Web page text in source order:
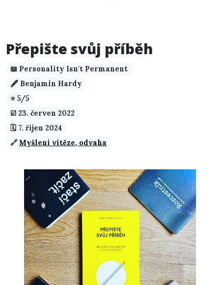
Přepište svůj příběh
📖 Personality Isn't Permanent
🖋️ Benjamin Hardy
⭐ 5/5
☑️️ 23. červen 2022
🗓️ 7. říjen 2024
🔗 Myšlení vítěze, odvaha